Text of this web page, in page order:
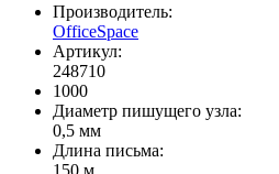
Производитель:
OfficeSpace
Артикул:
248710
1000
Диаметр пишущего узла:
0,5 мм
Длина письма:
150 м